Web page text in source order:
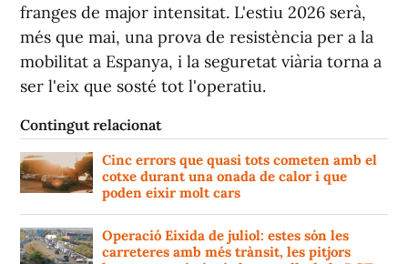
franges de major intensitat. L'estiu 2026 serà,
més que mai, una prova de resistència per a la
mobilitat a Espanya, i la seguretat viària torna a
ser l'eix que sosté tot l'operatiu.
Contingut relacionat
Cinc errors que quasi tots cometen amb el
cotxe durant una onada de calor i que
poden eixir molt cars
Operació Eixida de juliol: estes són les
carreteres amb més trànsit, les pitjors